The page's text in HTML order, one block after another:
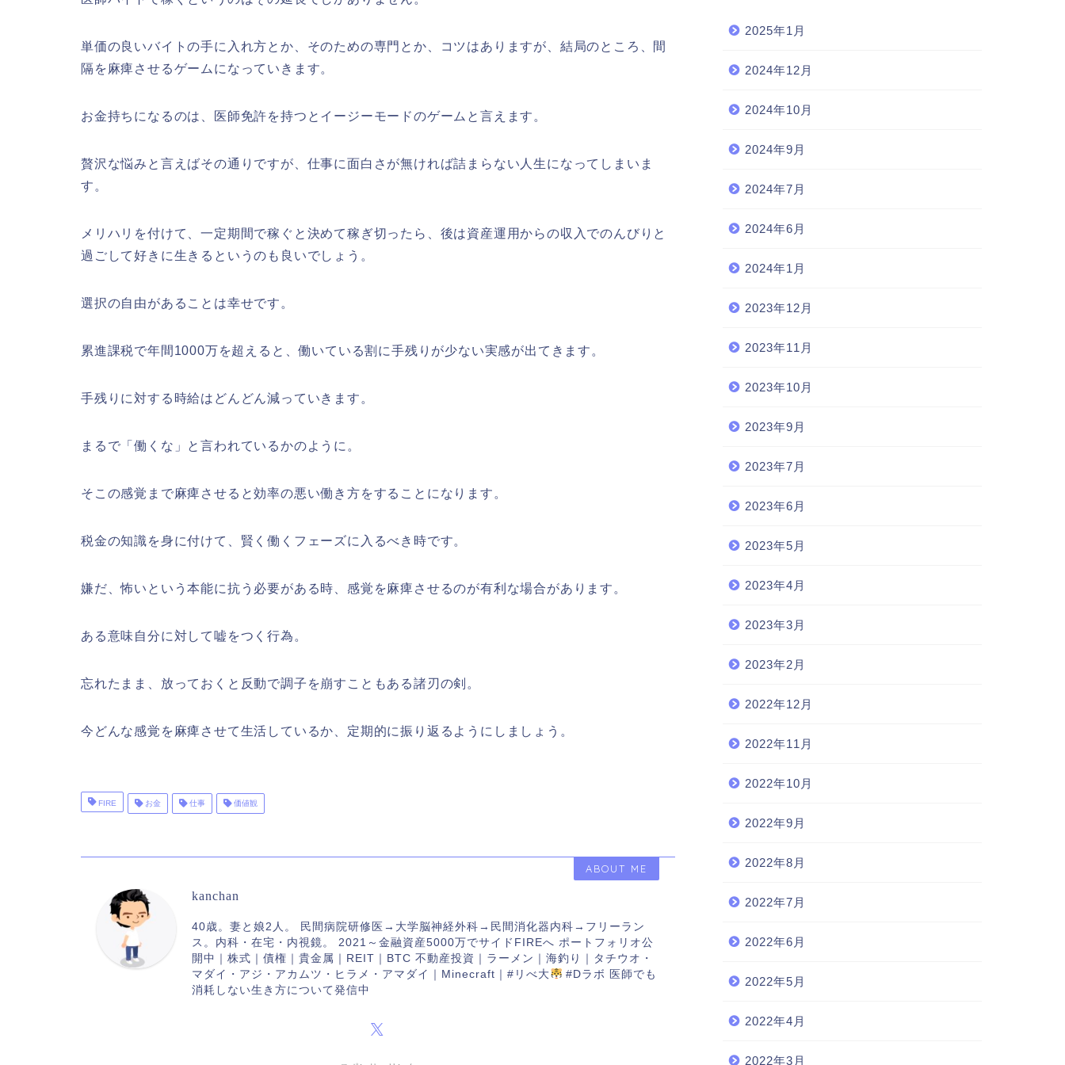
単価の良いバイトの手に入れ方とか、そのための専門とか、コツはありますが、結局のところ、間
隔を麻痺させるゲームになっていきます。
お金持ちになるのは、医師免許を持つとイージーモードのゲームと言えます。
贅沢な悩みと言えばその通りですが、仕事に面白さが無ければ詰まらない人生になってしまいま
す。
メリハリを付けて、一定期間で稼ぐと決めて稼ぎ切ったら、後は資産運用からの収入でのんびりと
過ごして好きに生きるというのも良いでしょう。
選択の自由があることは幸せです。
累進課税で年間1000万を超えると、働いている割に手残りが少ない実感が出てきます。
手残りに対する時給はどんどん減っていきます。
まるで「働くな」と言われているかのように。
そこの感覚まで麻痺させると効率の悪い働き方をすることになります。
税金の知識を身に付けて、賢く働くフェーズに入るべき時です。
嫌だ、怖いという本能に抗う必要がある時、感覚を麻痺させるのが有利な場合があります。
ある意味自分に対して嘘をつく行為。
忘れたまま、放っておくと反動で調子を崩すこともある諸刃の剣。
今どんな感覚を麻痺させて生活しているか、定期的に振り返るようにしましょう。
FIRE お金 仕事 価値観
ABOUT ME
kanchan
40歳。妻と娘2人。 民間病院研修医→大学脳神経外科→民間消化器内科→フリーラン
ス。内科・在宅・内視鏡。 2021～金融資産5000万でサイドFIREへ ポートフォリオ公
開中｜株式｜債権｜貴金属｜REIT｜BTC 不動産投資｜ラーメン｜海釣り｜タチウオ・
マダイ・アジ・アカムツ・ヒラメ・アマダイ｜Minecraft｜#リべ大
#Dラボ 医師でも
消耗しない生き方について発信中
2025年1月
2024年12月
2024年10月
2024年9月
2024年7月
2024年6月
2024年1月
2023年12月
2023年11月
2023年10月
2023年9月
2023年7月
2023年6月
2023年5月
2023年4月
2023年3月
2023年2月
2022年12月
2022年11月
2022年10月
2022年9月
2022年8月
2022年7月
2022年6月
2022年5月
2022年4月
2022年3月